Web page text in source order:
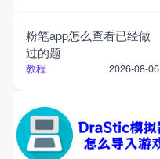
粉笔app怎么查看已经做
过的题
教程 2026-08-06